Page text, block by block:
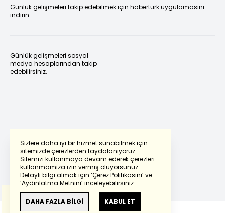
Sizlere daha iyi bir hizmet sunabilmek için
sitemizde çerezlerden faydalanıyoruz.
Sitemizi kullanmaya devam ederek çerezleri
kullanmamıza izin vermiş oluyorsunuz.
Detaylı bilgi almak için ‘Çerez Politikasını’ve
‘Aydınlatma Metnini’inceleyebilirsiniz.
DAHA FAZLA BİLGİ KABUL ET
Günlük gelişmeleri takip edebilmek için habertürk uygulamasını
indirin
Günlük gelişmeleri sosyal
medya hesaplarından takip
edebilirsiniz.
Powered by Translate
Bu çevirideGoogle Transletekullanılmıştır.
Anlam ve çeviri hatalarından
haberturk.com
sorumlu değildir.